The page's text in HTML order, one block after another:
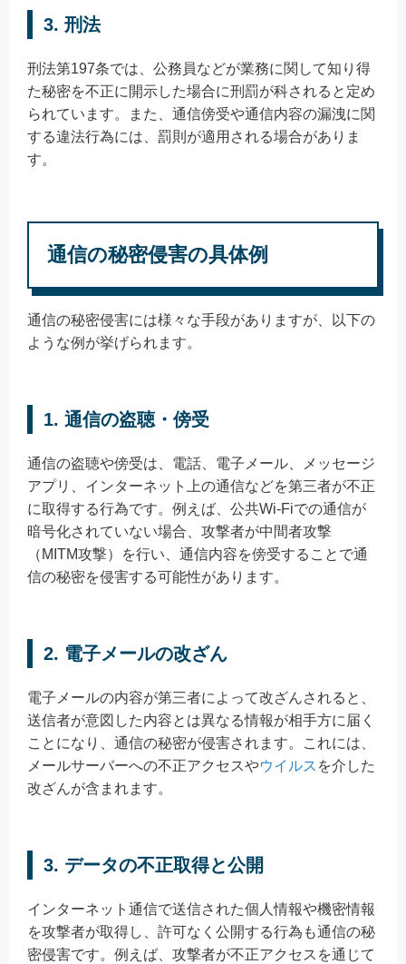
3. 刑法
刑法第197条では、公務員などが業務に関して知り得
た秘密を不正に開示した場合に刑罰が科されると定め
られています。また、通信傍受や通信内容の漏洩に関
する違法行為には、罰則が適用される場合がありま
す。
通信の秘密侵害の具体例
通信の秘密侵害には様々な手段がありますが、以下の
ような例が挙げられます。
1. 通信の盗聴・傍受
通信の盗聴や傍受は、電話、電子メール、メッセージ
アプリ、インターネット上の通信などを第三者が不正
に取得する行為です。例えば、公共Wi-Fiでの通信が
暗号化されていない場合、攻撃者が中間者攻撃
（MITM攻撃）を行い、通信内容を傍受することで通
信の秘密を侵害する可能性があります。
2. 電子メールの改ざん
電子メールの内容が第三者によって改ざんされると、
送信者が意図した内容とは異なる情報が相手方に届く
ことになり、通信の秘密が侵害されます。これには、
メールサーバーへの不正アクセスやウイルス を介した
改ざんが含まれます。
3. データの不正取得と公開
インターネット通信で送信された個人情報や機密情報
を攻撃者が取得し、許可なく公開する行為も通信の秘
密侵害です。例えば、攻撃者が不正アクセスを通じて